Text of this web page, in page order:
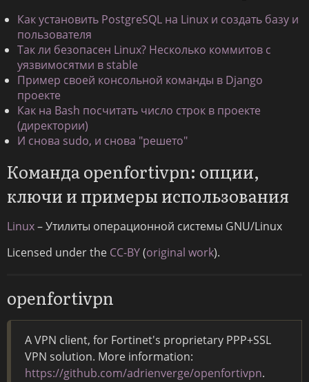
Как установить PostgreSQL на Linux и создать базу и
пользователя
Так ли безопасен Linux? Несколько коммитов с
уязвимосятми в stable
Пример своей консольной команды в Django
проекте
Как на Bash посчитать число строк в проекте
(директории)
И снова sudo, и снова "решето"
Команда openfortivpn: опции,
ключи и примеры использования
Linux– Утилиты операционной системы GNU/Linux
Licensed under the CC-BY(original work).
openfortivpn
A VPN client, for Fortinet's proprietary PPP+SSL
VPN solution. More information:
https://github.com/adrienverge/openfortivpn.